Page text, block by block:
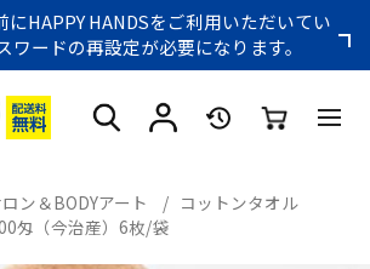
にHAPPY HANDSをご利用いただいてい
ワードの再設定が必要になります。
ン＆BODYアート / コットンタオル
匁（今治産）6枚/袋